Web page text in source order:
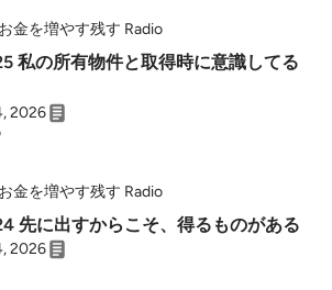
お金を増やす残す Radio
してる
2026
お金を増やす残す Radio
#2524 先に出すからこそ、得るものがある
2026